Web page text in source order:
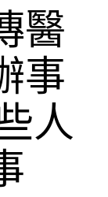
醫
事
人